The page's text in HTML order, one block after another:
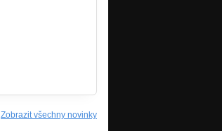
Zobrazit všechny novinky